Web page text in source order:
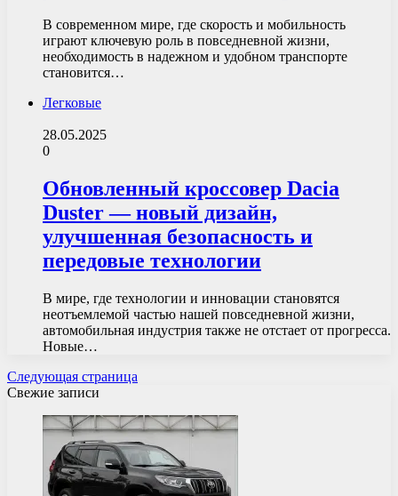
В современном мире, где скорость и мобильность
играют ключевую роль в повседневной жизни,
необходимость в надежном и удобном транспорте
становится…
Легковые
28.05.2025
0
Обновленный кроссовер Dacia
Duster — новый дизайн,
улучшенная безопасность и
передовые технологии
В мире, где технологии и инновации становятся
неотъемлемой частью нашей повседневной жизни,
автомобильная индустрия также не отстает от прогресса.
Новые…
Следующая страница
Свежие записи